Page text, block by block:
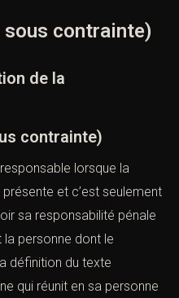
sous contrainte)
de la
contrainte)
lorsque la
et c’est seulement
sa responsabilité pénale
la personne dont le
définition du texte
qui réunit en sa personne